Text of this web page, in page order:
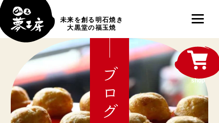
未来を創る明石焼き
大黒堂の福玉焼
ブログ shop